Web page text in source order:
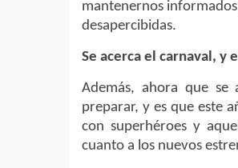
mantenernos
desapercibidas.
Se acerca el carnaval, y
Además, ahora que
preparar, y es que este
con superhéroes y
cuanto a los nuevos